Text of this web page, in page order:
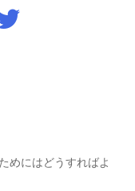
めにはどうすればよ